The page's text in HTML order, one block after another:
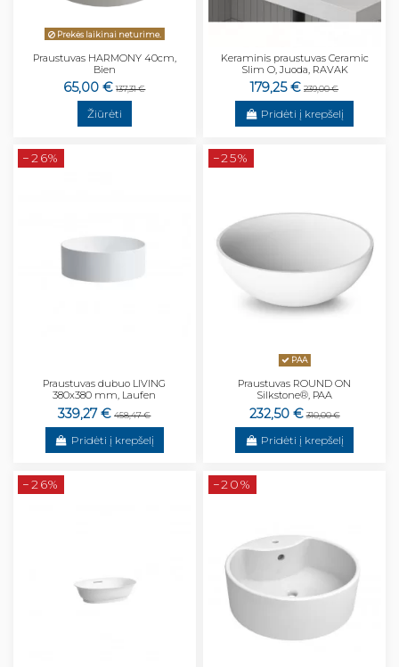
Prekės laikinai neturime.
Praustuvas HARMONY 40cm,
Bien
65,00 € 137,31 €
Žiūrėti
Keraminis praustuvas Ceramic
Slim O, Juoda, RAVAK
179,25 € 239,00 €
Pridėti į krepšelį
−26%
Praustuvas dubuo LIVING
380x380 mm, Laufen
339,27 € 458,47 €
Pridėti į krepšelį
−25%
PAA
Praustuvas ROUND ON
Silkstone®, PAA
232,50 € 310,00 €
Pridėti į krepšelį
−26% −20%